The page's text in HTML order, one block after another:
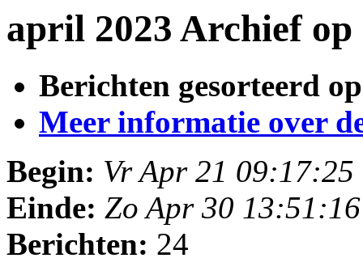
april 2023 Archief
Berichten gesorteerd
Meer informatie over
Begin: Vr Apr 21 09:17:25
Einde: Zo Apr 30
Berichten: 24